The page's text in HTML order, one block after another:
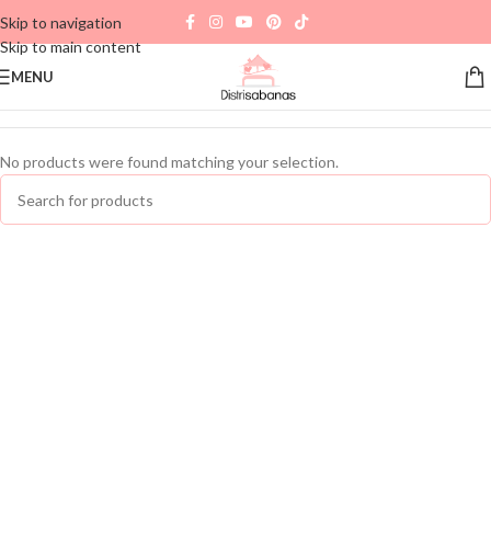
Skip to navigation
Skip to main content
MENU
No products were found matching your selection.